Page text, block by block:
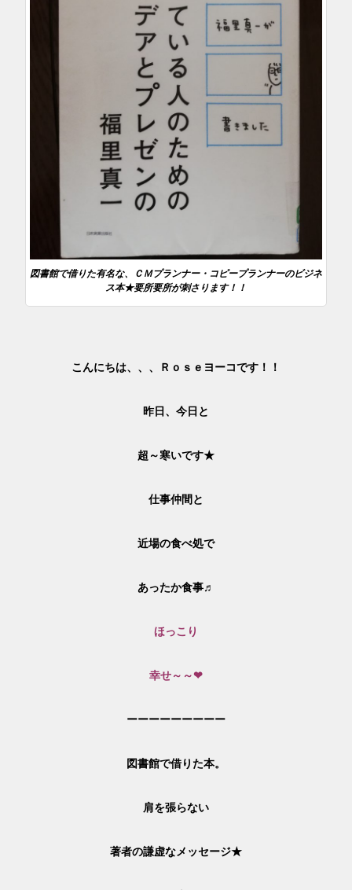
図書館で借りた有名な、ＣＭプランナー・コピープランナーのビジネ
ス本★要所要所が刺さります！！
こんにちは、、、Ｒｏｓｅヨーコです！！
昨日、今日と
超～寒いです★
仕事仲間と
近場の食べ処で
あったか食事♬
ほっこり
幸せ～～❤
ーーーーーーーーー
図書館で借りた本。
肩を張らない
著者の謙虚なメッセージ★